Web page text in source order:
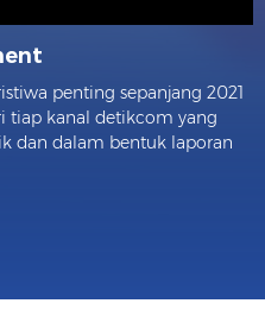
penting sepanjang 2021
tiap kanal detikcom yang
dan dalam bentuk laporan